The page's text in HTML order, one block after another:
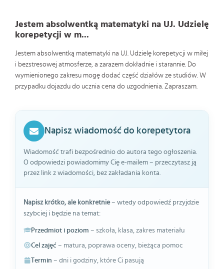
Jestem absolwentką matematyki na UJ. Udzielę
korepetycji w m...
Jestem absolwentką matematyki na UJ. Udzielę korepetycji w miłej
i bezstresowej atmosferze, a zarazem dokładnie i starannie. Do
wymienionego zakresu mogę dodać część działów ze studiów. W
przypadku dojazdu do ucznia cena do uzgodnienia. Zapraszam.
Napisz wiadomość do korepetytora
Wiadomość trafi bezpośrednio do autora tego ogłoszenia.
O odpowiedzi powiadomimy Cię e-mailem – przeczytasz ją
przez link z wiadomości, bez zakładania konta.
Napisz krótko, ale konkretnie– wtedy odpowiedź przyjdzie
szybciej i będzie na temat:
Przedmiot i poziom – szkoła, klasa, zakres materiału
Cel zajęć – matura, poprawa oceny, bieżąca pomoc
Termin – dni i godziny, które Ci pasują